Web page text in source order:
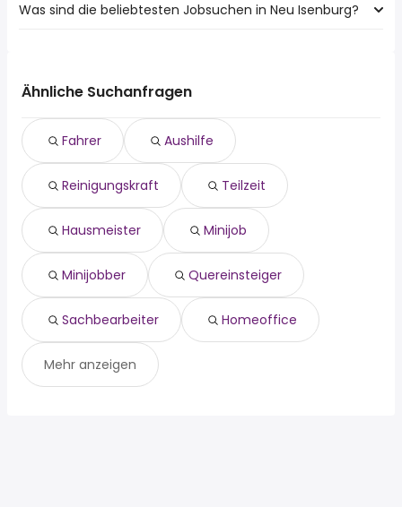
Offenbach
Hofheim Am Taunus
Heusenstamm
Kelsterbach
Raunheim
10 Städte in der Nähe von Neu Isenburg mit den meisten
Hanau
Hofheim Am Taunus
Maintal
Langen
Bad Vilbel
Dietzenbach
Was sind die beliebtesten Jobsuchen in Neu Isenburg?
aushilfe
hausmeister
minijob
minijobber
quereinsteiger
sachbearbeiter
Ähnliche Suchanfragen
Fahrer Aushilfe
Reinigungskraft Teilzeit
Hausmeister Minijob
Minijobber Quereinsteiger
Sachbearbeiter Homeoffice
Mehr anzeigen